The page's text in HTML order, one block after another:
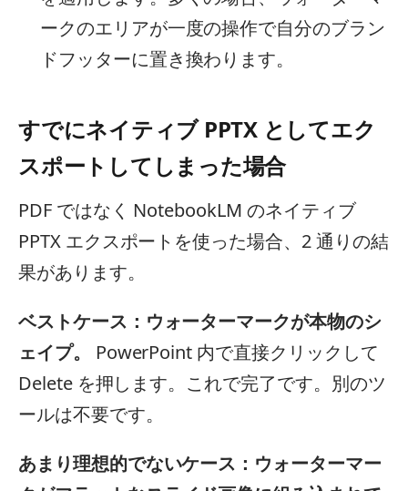
ークのエリアが一度の操作で自分のブラン
ドフッターに置き換わります。
すでにネイティブ PPTX としてエク
スポートしてしまった場合
PDF ではなく NotebookLM のネイティブ
PPTX エクスポートを使った場合、2 通りの結
果があります。
ベストケース：ウォーターマークが本物のシ
ェイプ。
PowerPoint 内で直接クリックして
Delete を押します。これで完了です。別のツ
ールは不要です。
あまり理想的でないケース：ウォーターマー